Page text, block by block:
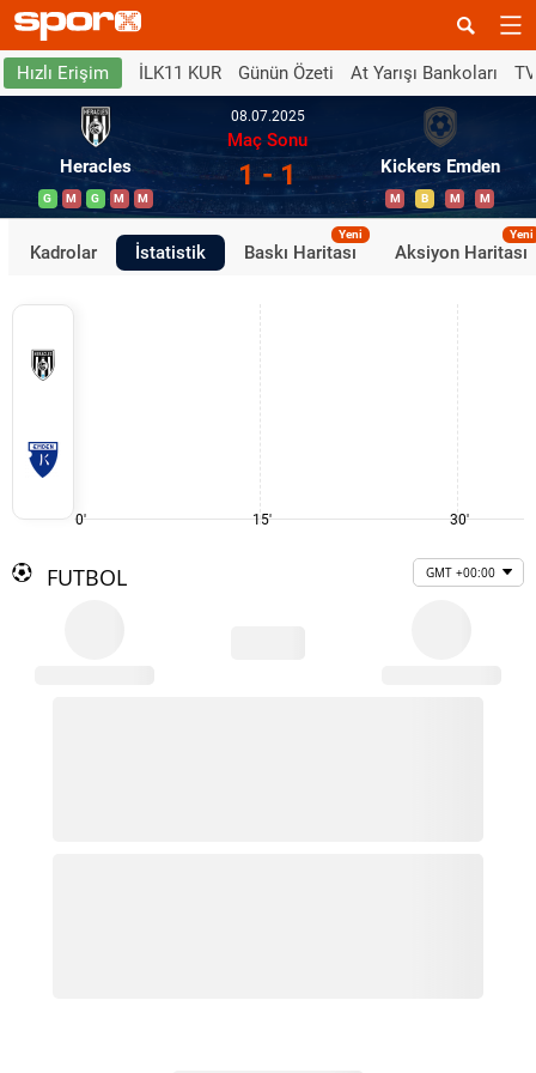
Hızlı Erişim İLK11 KUR Günün Özeti At Yarışı Bankoları
Heracles
G M G M M
08.07.2025
Maç Sonu
1 - 1 Kickers Emden
M B M M
Kadrolar İstatistik Baskı Haritası
Yeni
Aksiyon Haritası
Yeni
0' 15' 30'
FUTBOL GMT +00:00